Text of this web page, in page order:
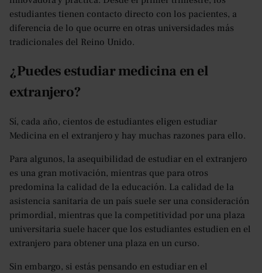
estudiantes tienen contacto directo con los pacientes, a
diferencia de lo que ocurre en otras universidades más
tradicionales del Reino Unido.
¿Puedes estudiar medicina en el
extranjero?
Sí, cada año, cientos de estudiantes eligen estudiar
Medicina en el extranjero y hay muchas razones para ello.
Para algunos, la asequibilidad de estudiar en el extranjero
es una gran motivación, mientras que para otros
predomina la calidad de la educación. La calidad de la
asistencia sanitaria de un país suele ser una consideración
primordial, mientras que la competitividad por una plaza
universitaria suele hacer que los estudiantes estudien en el
extranjero para obtener una plaza en un curso.
Sin embargo, si estás pensando en estudiar en el